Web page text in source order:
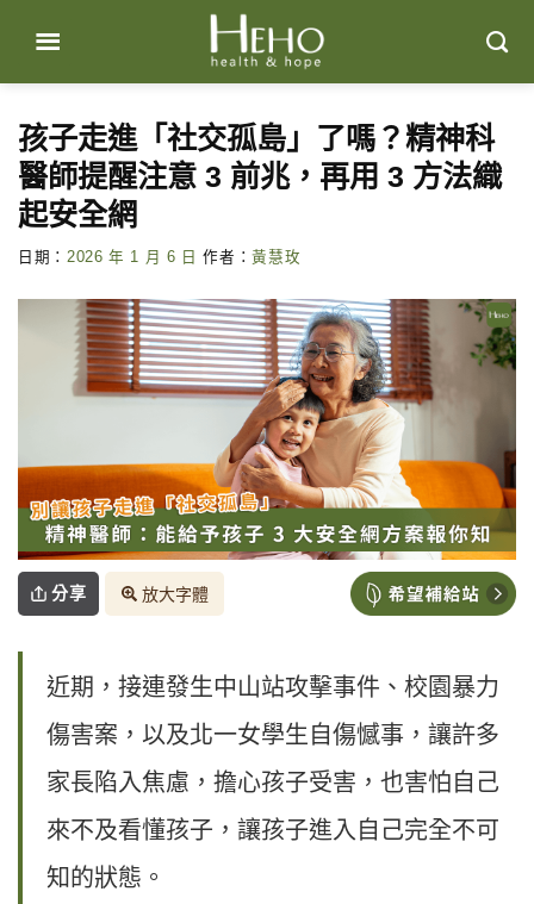
content
孩子走進「社交孤島」了嗎？精神科
醫師提醒注意 3 前兆，再用 3 方法織
起安全網
日期： 2026 年 1 月 6 日 作者：黃慧玫
分享 放大字體
近期，接連發生中山站攻擊事件、校園暴力
傷害案，以及北一女學生自傷憾事，讓許多
家長陷入焦慮，擔心孩子受害，也害怕自己
來不及看懂孩子，讓孩子進入自己完全不可
知的狀態。